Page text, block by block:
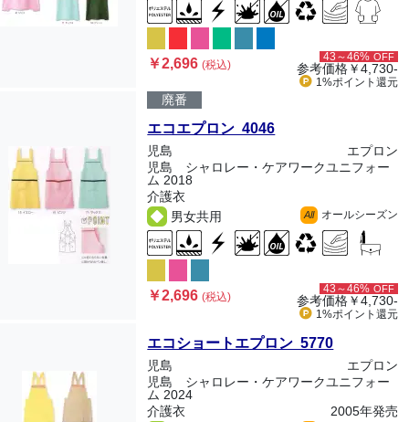
￥2,696(税込)
43～46% OFF
参考価格￥4,730-
1%ポイント 還元
廃番
エコエプロン 4046
児島
エプロン
児島 シャロレー・ケアワークユニフォー
ム 2018
介護衣
男女共用
All オールシーズン
￥2,696(税込)
43～46% OFF
参考価格￥4,730-
1%ポイント 還元
エコショートエプロン 5770
児島
エプロン
児島 シャロレー・ケアワークユニフォー
ム 2024
介護衣
2005年発売